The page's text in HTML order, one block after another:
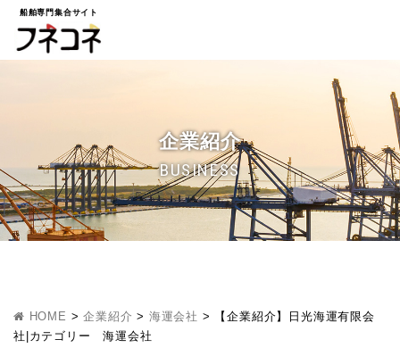
船舶専門集合サイト
企業紹介
BUSINESS
HOME >企業紹介 > 海運会社 >
【企業紹介】日光海運有限会
社|カテゴリー 海運会社